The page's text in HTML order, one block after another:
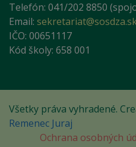
Telefón: 041/202 8850
Email:
IČO: 00651117
Kód školy: 658 001
Všetky práva vyhradené.
Remenec Juraj
Ochrana osobných